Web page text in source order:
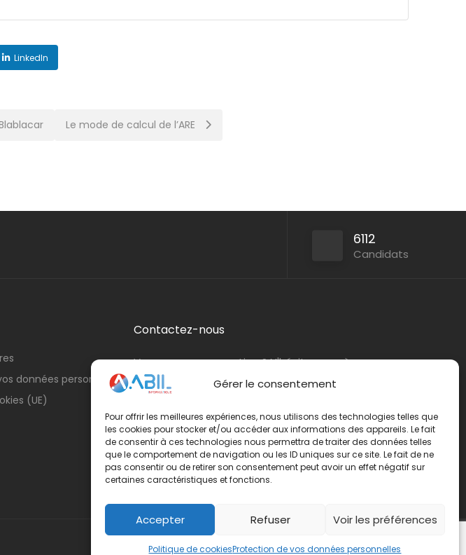
Gérer le consentement
Pour offrir les meilleures expériences, nous utilisons des technologies telles que
les cookies pour stocker et/ou accéder aux informations des appareils. Le fait
de consentir à ces technologies nous permettra de traiter des données telles
que le comportement de navigation ou les ID uniques sur ce site. Le fait de ne
pas consentir ou de retirer son consentement peut avoir un effet négatif sur
certaines caractéristiques et fonctions.
Accepter Refuser Voir les préférences
Politique de cookiesProtection de vos données personnelles
LinkedIn
Le mode de calcul de l’ARE
6112
Candidats
données personnelles
(UE)
Contactez-nous
Vous avez une question ? N'hésitez pas à nous
contacter
par e-mailou par téléphone.
Téléphone :01 42 65 79 75